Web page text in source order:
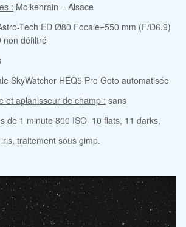
: Molkenrain – Alsace
Tech ED Ø80 Focale=550 mm (F/D6.9)
non défiltré
SkyWatcher HEQ5 Pro Goto automatisée
et aplanisseur de champ : sans
de 1 minute 800 ISO 10 flats, 11 darks,
traitement sous gimp.